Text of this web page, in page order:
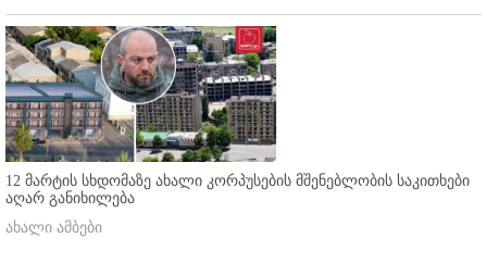
12 მარტის სხდომაზე ახალი კორპუსების მშენებლობის საკითხები
აღარ განიხილება
ახალი ამბები